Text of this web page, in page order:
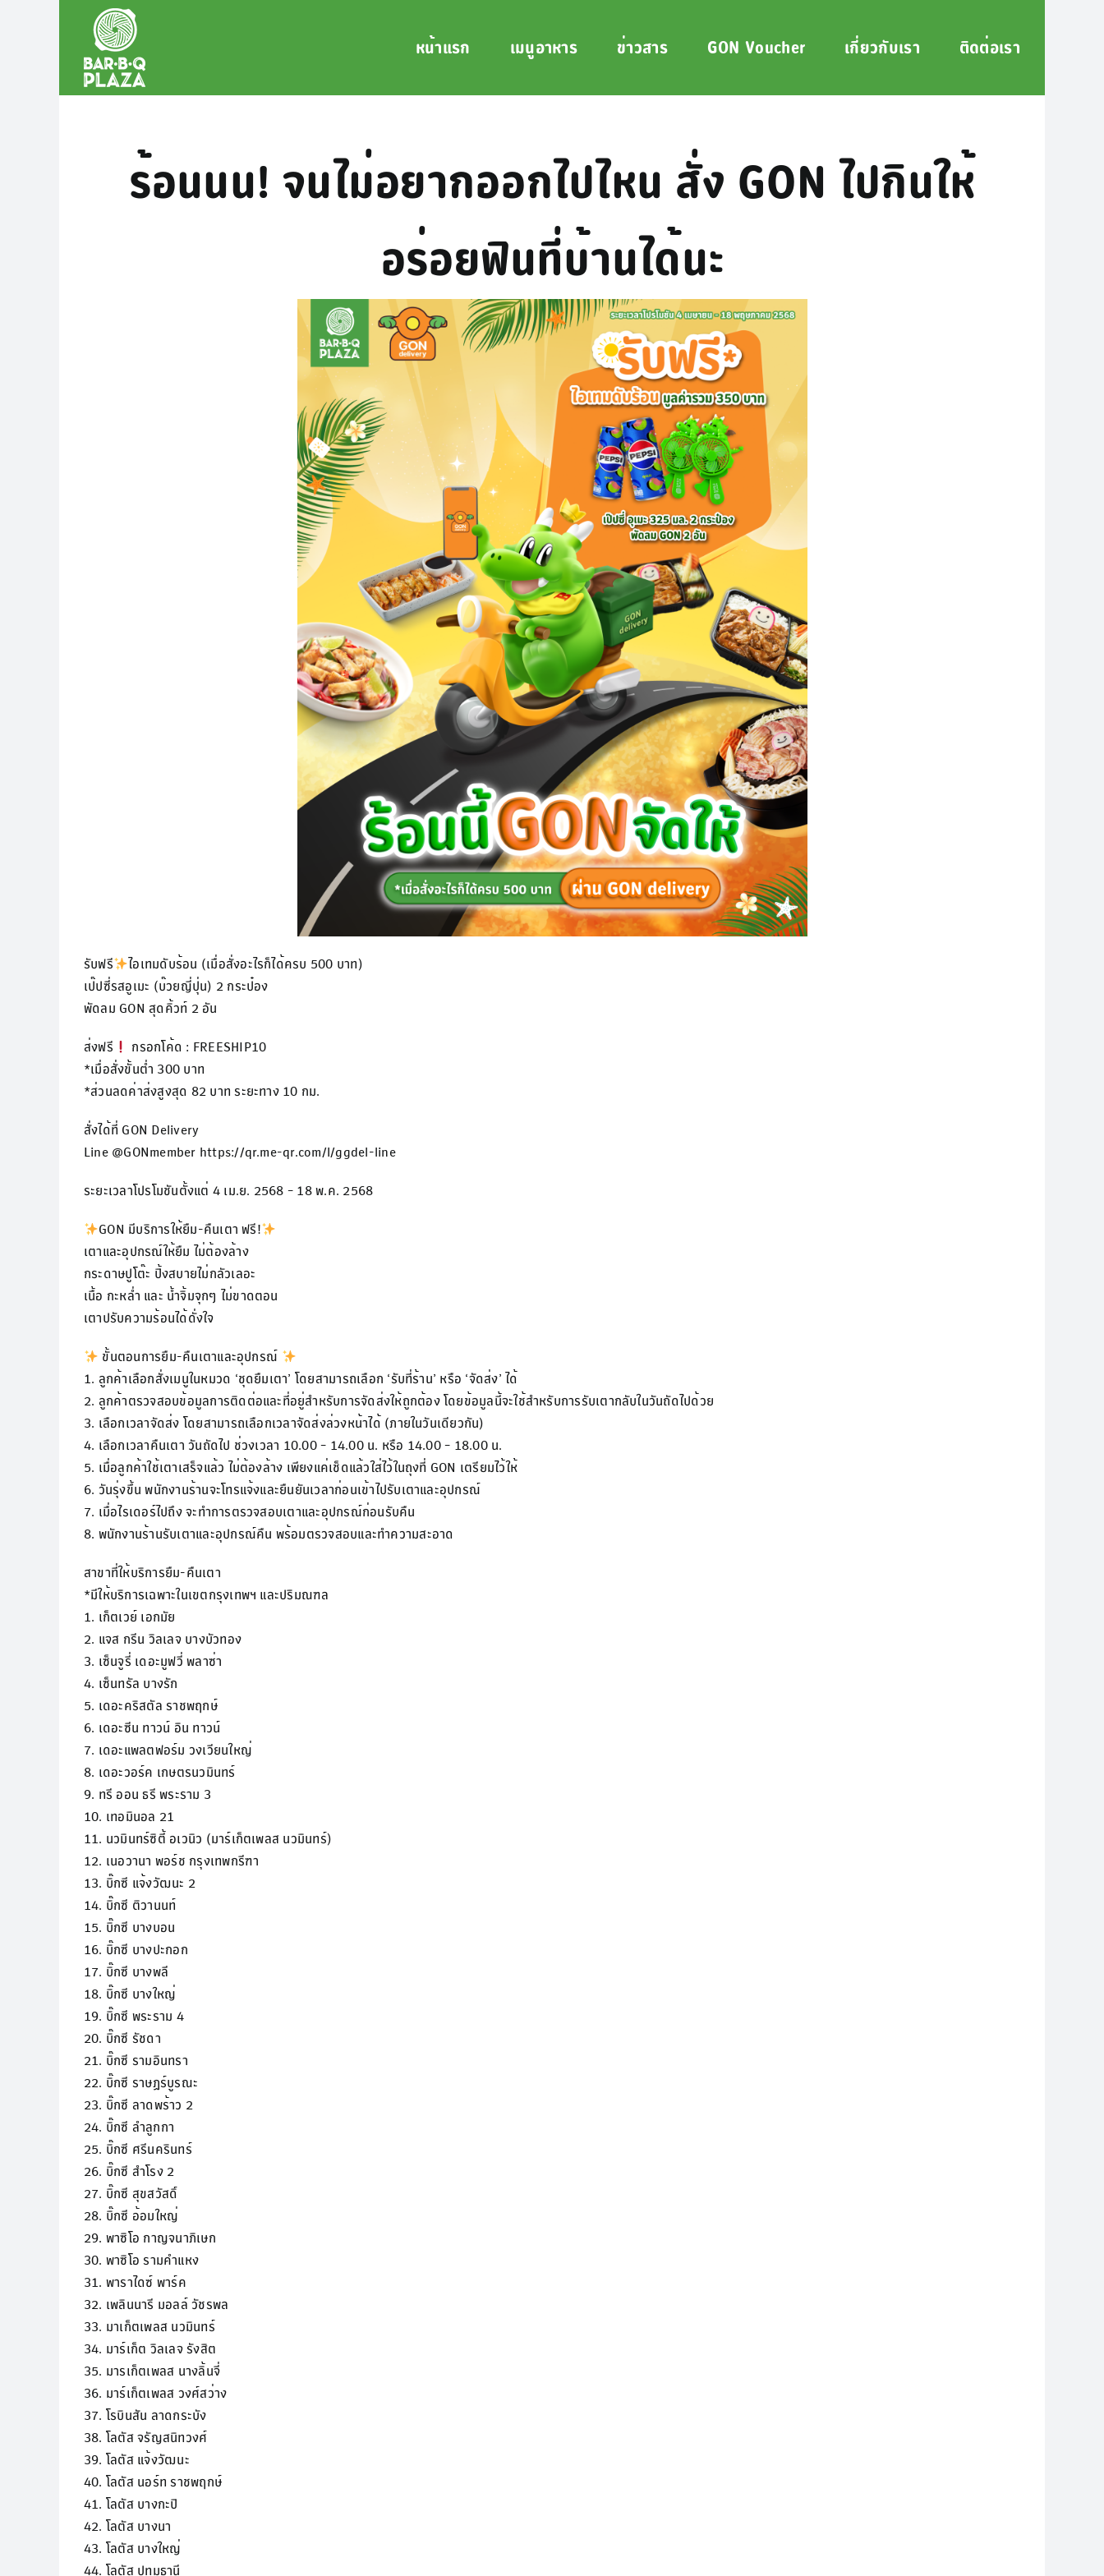
หน้าแรก เมนูอาหาร ข่าวสาร GON Voucher เกี่ยวกับเรา ติดต่อเรา
ร้อนนน! จนไม่อยากออกไปไหน สั่ง GON ไปกินให้
อร่อยฟินที่บ้านได้นะ
รับฟรี
ไอเทมดับร้อน (เมื่อสั่งอะไรก็ได้ครบ 500 บาท)
เป๊ปซี่รสอูเมะ (บ๊วยญี่ปุ่น) 2 กระป๋อง
พัดลม GON สุดคิ้วท์ 2 อัน
ส่งฟรี
กรอกโค้ด : FREESHIP10
*เมื่อสั่งขั้นต่ำ 300 บาท
*ส่วนลดค่าส่งสูงสุด 82 บาท ระยะทาง 10 กม.
สั่งได้ที่ GON Delivery
Line @GONmember https://qr.me-qr.com/l/ggdel-line
ระยะเวลาโปรโมชันตั้งแต่ 4 เม.ย. 2568 – 18 พ.ค. 2568
GON มีบริการให้ยืม-คืนเตา ฟรี!
เตาและอุปกรณ์ให้ยืม ไม่ต้องล้าง
กระดาษปูโต๊ะ ปิ้งสบายไม่กลัวเลอะ
เนื้อ กะหล่ำ และ น้ำจิ้มจุกๆ ไม่ขาดตอน
เตาปรับความร้อนได้ดั่งใจ
ขั้นตอนการยืม-คืนเตาและอุปกรณ์
1. ลูกค้าเลือกสั่งเมนูในหมวด ‘ชุดยืมเตา’ โดยสามารถเลือก ‘รับที่ร้าน’ หรือ ‘จัดส่ง’ ได้
2. ลูกค้าตรวจสอบข้อมูลการติดต่อและที่อยู่สำหรับการจัดส่งให้ถูกต้อง โดยข้อมูลนี้จะใช้สำหรับการรับเตากลับในวันถัดไปด้วย
3. เลือกเวลาจัดส่ง โดยสามารถเลือกเวลาจัดส่งล่วงหน้าได้ (ภายในวันเดียวกัน)
4. เลือกเวลาคืนเตา วันถัดไป ช่วงเวลา 10.00 – 14.00 น. หรือ 14.00 – 18.00 น.
5. เมื่อลูกค้าใช้เตาเสร็จแล้ว ไม่ต้องล้าง เพียงแค่เช็ดแล้วใส่ไว้ในถุงที่ GON เตรียมไว้ให้
6. วันรุ่งขึ้น พนักงานร้านจะโทรแจ้งและยืนยันเวลาก่อนเข้าไปรับเตาและอุปกรณ์
7. เมื่อไรเดอร์ไปถึง จะทำการตรวจสอบเตาและอุปกรณ์ก่อนรับคืน
8. พนักงานร้านรับเตาและอุปกรณ์คืน พร้อมตรวจสอบและทำความสะอาด
สาขาที่ให้บริการยืม-คืนเตา
*มีให้บริการเฉพาะในเขตกรุงเทพฯ และปริมณฑล
1. เก็ตเวย์ เอกมัย
2. แจส กรีน วิลเลจ บางบัวทอง
3. เซ็นจูรี่ เดอะมูฟวี่ พลาซ่า
4. เซ็นทรัล บางรัก
5. เดอะคริสตัล ราชพฤกษ์
6. เดอะซีน ทาวน์ อิน ทาวน์
7. เดอะแพลตฟอร์ม วงเวียนใหญ่
8. เดอะวอร์ค เกษตรนวมินทร์
9. ทรี ออน ธรี พระราม 3
10. เทอมินอล 21
11. นวมินทร์ซิตี้ อเวนิว (มาร์เก็ตเพลส นวมินทร์)
12. เนอวานา พอร์ช กรุงเทพกรีฑา
13. บิ๊กซี แจ้งวัฒนะ 2
14. บิ๊กซี ติวานนท์
15. บิ๊กซี บางบอน
16. บิ๊กซี บางปะกอก
17. บิ๊กซี บางพลี
18. บิ๊กซี บางใหญ่
19. บิ๊กซี พระราม 4
20. บิ๊กซี รัชดา
21. บิ๊กซี รามอินทรา
22. บิ๊กซี ราษฏร์บูรณะ
23. บิ๊กซี ลาดพร้าว 2
24. บิ๊กซี ลำลูกกา
25. บิ๊กซี ศรีนครินทร์
26. บิ๊กซี สำโรง 2
27. บิ๊กซี สุขสวัสดิ์
28. บิ๊กซี อ้อมใหญ่
29. พาซิโอ กาญจนาภิเษก
30. พาซิโอ รามคำแหง
31. พาราไดซ์ พาร์ค
32. เพลินนารี มอลล์ วัชรพล
33. มาเก็ตเพลส นวมินทร์
34. มาร์เก็ต วิลเลจ รังสิต
35. มารเก็ตเพลส นางลิ้นจี่
36. มาร์เก็ตเพลส วงศ์สว่าง
37. โรบินสัน ลาดกระบัง
38. โลตัส จรัญสนิทวงศ์
39. โลตัส แจ้งวัฒนะ
40. โลตัส นอร์ท ราชพฤกษ์
41. โลตัส บางกะปิ
42. โลตัส บางนา
43. โลตัส บางใหญ่
44. โลตัส ปทุมธานี